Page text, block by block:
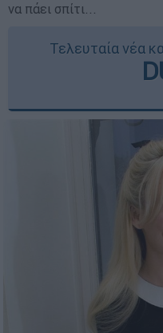
να πάει σπίτι...
Τελευταία νέα